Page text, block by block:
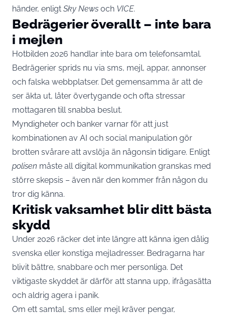
händer, enligt Sky News och VICE.
Bedrägerier överallt – inte bara
i mejlen
Hotbilden 2026 handlar inte bara om telefonsamtal.
Bedrägerier sprids nu via sms, mejl, appar, annonser
och falska webbplatser. Det gemensamma är att de
ser äkta ut, låter övertygande och ofta stressar
mottagaren till snabba beslut.
Myndigheter och banker varnar för att just
kombinationen av AI och social manipulation gör
brotten svårare att avslöja än någonsin tidigare. Enligt
polisen måste all digital kommunikation granskas med
större skepsis – även när den kommer från någon du
tror dig känna.
Kritisk vaksamhet blir ditt bästa
skydd
Under 2026 räcker det inte längre att känna igen dålig
svenska eller konstiga mejladresser. Bedragarna har
blivit bättre, snabbare och mer personliga. Det
viktigaste skyddet är därför att stanna upp, ifrågasätta
och aldrig agera i panik.
Om ett samtal, sms eller mejl kräver pengar,